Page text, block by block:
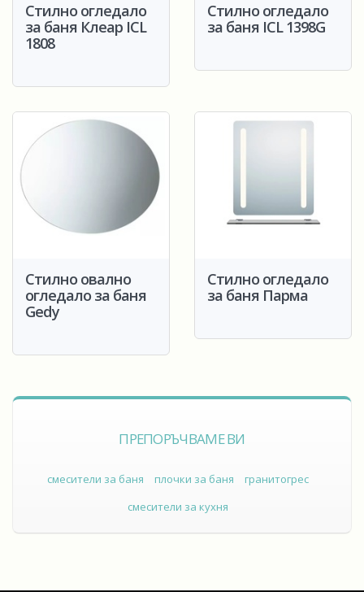
Стилно огледало
за баня Клеар ICL
1808
Стилно огледало
за баня ICL 1398G
Стилно овално
огледало за баня
Gedy
Стилно огледало
за баня Парма
ПРЕПОРЪЧВАМЕ ВИ
смесители за баня плочки за баня
гранитогрес
смесители за кухня